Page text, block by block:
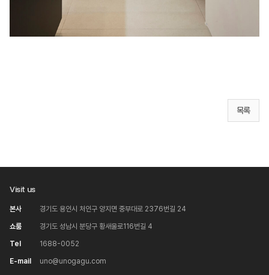
목록
Visit us
본사 경기도 용인시 처인구 양지면 중부대로 2376번길 24
쇼룸 경기도 성남시 분당구 황새울로116번길 4
Tel 1688-0052
E-mail uno@unogagu.com